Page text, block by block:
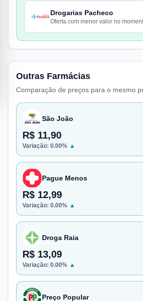
Drogarias Pacheco
Oferta com menor valor no
Outras Farmácias
Comparação de preços para o mesmo
São João
R$ 11,90
Variação: 0.00% ▲
Pague Menos
R$ 12,99
Variação: 0.00% ▲
Droga Raia
R$ 13,09
Variação: 0.00% ▲
Preço Popular